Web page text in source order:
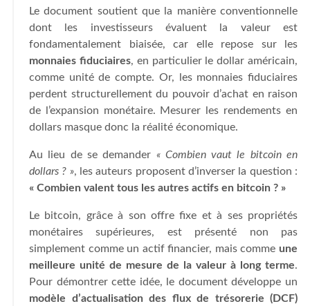
Le document soutient que la manière conventionnelle
dont les investisseurs évaluent la valeur est
fondamentalement biaisée, car elle repose sur les
monnaies fiduciaires, en particulier le dollar américain,
comme unité de compte. Or, les monnaies fiduciaires
perdent structurellement du pouvoir d’achat en raison
de l’expansion monétaire. Mesurer les rendements en
dollars masque donc la réalité économique.
Au lieu de se demander « Combien vaut le bitcoin en
dollars ? », les auteurs proposent d’inverser la question :
« Combien valent tous les autres actifs en bitcoin ? »
Le bitcoin, grâce à son offre fixe et à ses propriétés
monétaires supérieures, est présenté non pas
simplement comme un actif financier, mais comme une
meilleure unité de mesure de la valeur à long terme.
Pour démontrer cette idée, le document développe un
modèle d’actualisation des flux de trésorerie (DCF)